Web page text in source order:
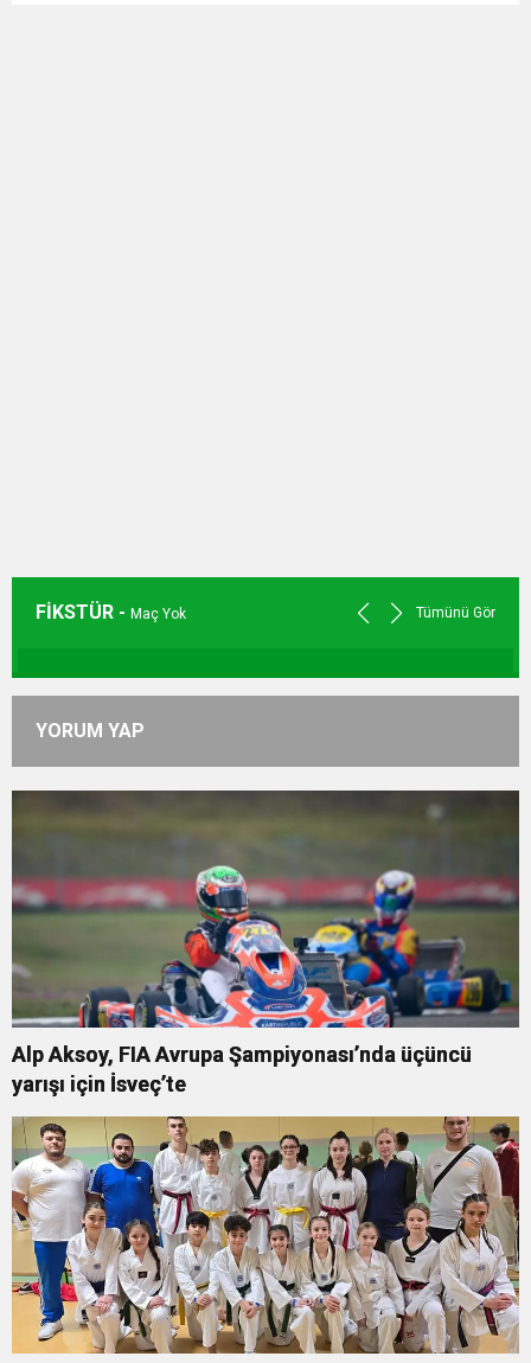
FİKSTÜR - Maç Yok Tümünü Gör
YORUM YAP
Alp Aksoy, FIA Avrupa Şampiyonası’nda üçüncü
yarışı için İsveç’te